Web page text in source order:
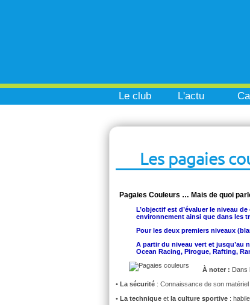
Le club L'actu
Les pagaies
Pagaies Couleurs … Mais de quoi
L’objectif est d’évaluer le niveau
environnement ainsi que dans les
Pour les deux premiers niveaux
A partir du niveau vert et jusqu’au
Ocean Racing, Pirogue, Rafting,
À noter : Dans
• La sécurité : Connaissance de son
• La technique et la culture sportive :